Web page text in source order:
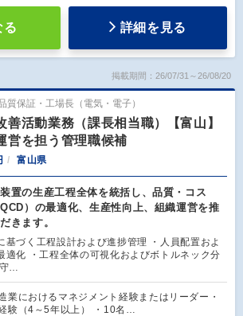
る 詳細を見る
掲載期間：26/07/31～26/08/20
質保証・工場長（電気・電子）
善活動業務（課長相当職）【富山】
営を担う管理職候補
富山県
置の生産工程全体を統括し、品質・コス
）の最適化、生産性向上、組織運営を推
きます。
基づく工程設計および進捗管理 ・人員配置およ
適化 ・工程全体の可視化およびボトルネック分
…
業におけるマネジメント経験またはリーダー・
験（4～5年以上） ・10名…